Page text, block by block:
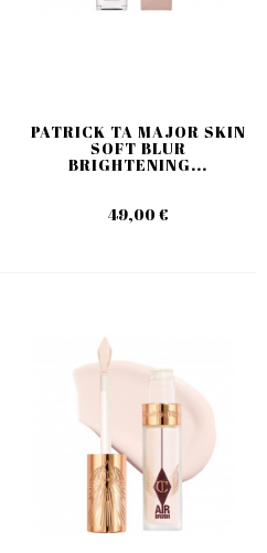
PATRICK TA MAJOR SKIN
SOFT BLUR
BRIGHTENING...
49,00 €